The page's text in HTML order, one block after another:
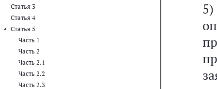
Статья 3
Статья 4
Статья 5
Часть 1
Часть 2
Часть 2.1
Часть 2.2
Часть 2.3